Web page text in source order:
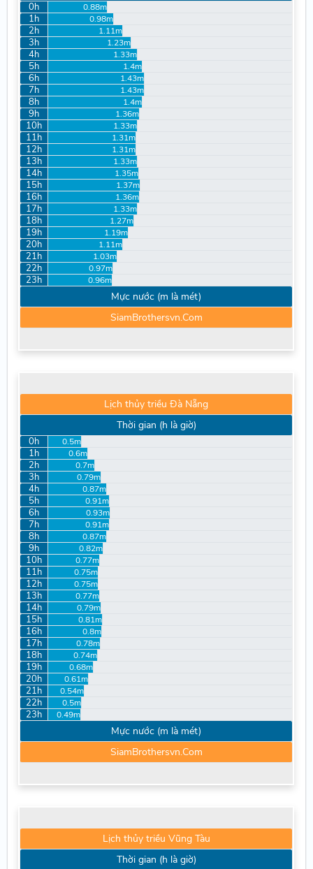
0h 0.88m
1h 0.98m
2h 1.11m
3h 1.23m
4h 1.33m
5h 1.4m
6h 1.43m
7h 1.43m
8h 1.4m
9h 1.36m
10h 1.33m
11h 1.31m
12h 1.31m
13h 1.33m
14h 1.35m
15h 1.37m
16h 1.36m
17h 1.33m
18h 1.27m
19h 1.19m
20h 1.11m
21h 1.03m
22h 0.97m
23h 0.96m
Mực nước (m là mét)
SiamBrothersvn.Com
Lịch thủy triều Đà Nẵng
Thời gian (h là giờ)
0h 0.5m
1h 0.6m
2h 0.7m
3h 0.79m
4h 0.87m
5h 0.91m
6h 0.93m
7h 0.91m
8h 0.87m
9h 0.82m
10h 0.77m
11h 0.75m
12h 0.75m
13h 0.77m
14h 0.79m
15h 0.81m
16h 0.8m
17h 0.78m
18h 0.74m
19h 0.68m
20h 0.61m
21h 0.54m
22h 0.5m
23h 0.49m
Mực nước (m là mét)
SiamBrothersvn.Com
Lịch thủy triều Vũng Tàu
Thời gian (h là giờ)